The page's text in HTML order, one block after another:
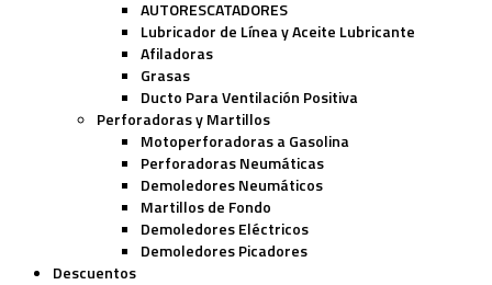
AUTORESCATADORES
Lubricador de Línea y Aceite Lubricante
Afiladoras
Grasas
Ducto Para Ventilación Positiva
Perforadoras y Martillos
Motoperforadoras a Gasolina
Perforadoras Neumáticas
Demoledores Neumáticos
Martillos de Fondo
Demoledores Eléctricos
Demoledores Picadores
Descuentos